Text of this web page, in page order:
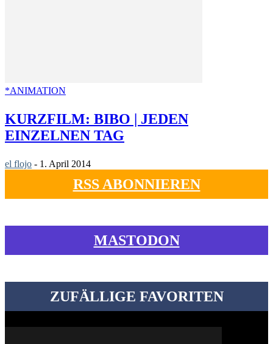
*ANIMATION
KURZFILM: BIBO | JEDEN
EINZELNEN TAG
el flojo - 1. April 2014
RSS ABONNIEREN
MASTODON
ZUFÄLLIGE FAVORITEN